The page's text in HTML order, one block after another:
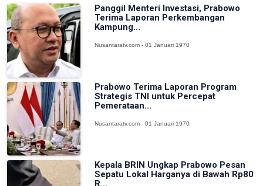
Panggil Menteri Investasi, Prabowo
Terima Laporan Perkembangan
Kampung...
Nusantaratv.com - 01 Januari 1970
Prabowo Terima Laporan Program
Strategis TNI untuk Percepat
Pemerataan...
Nusantaratv.com - 01 Januari 1970
Kepala BRIN Ungkap Prabowo Pesan
Sepatu Lokal Harganya di Bawah Rp80
R...